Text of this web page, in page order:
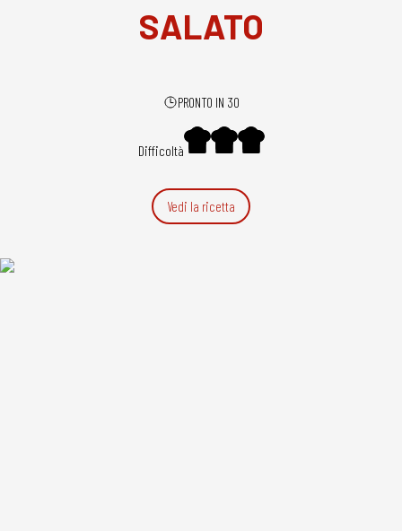
SALATO
PRONTO IN 30
Difficoltà
Vedi la ricetta